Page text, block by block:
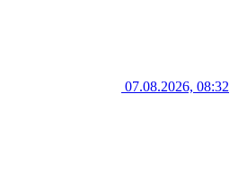
07.08.2026, 08:32